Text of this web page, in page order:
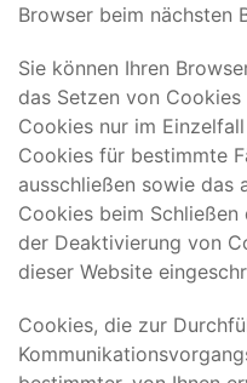
Browser beim nächsten
Sie können Ihren
das Setzen von
Cookies nur im
Cookies für bestimmte
ausschließen sowie das
Cookies beim
der Deaktivierung von
dieser Website
Cookies, die zur